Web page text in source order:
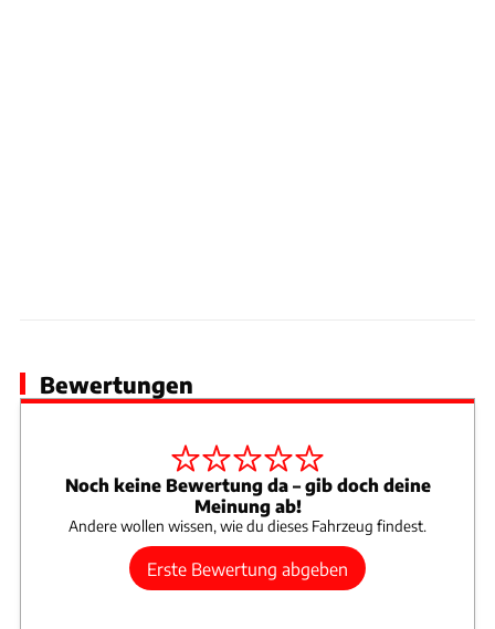
Bewertungen
Noch keine Bewertung da – gib doch deine
Meinung ab!
Andere wollen wissen, wie du dieses Fahrzeug findest.
Erste Bewertung abgeben